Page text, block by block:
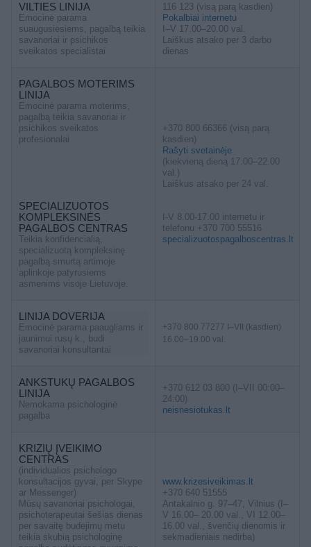
VILTIES LINIJA
Emocinė parama
suaugusiesiems, pagalbą teikia
savanoriai ir psichikos
sveikatos specialistai
116 123 (visą parą kasdien)
Pokalbiai internetu
I–V 17.00–20.00 val.
Laiškus atsako per 3 darbo
dienas
PAGALBOS MOTERIMS
LINIJA
Emocinė parama moterims,
pagalbą teikia savanoriai ir
psichikos sveikatos
profesionalai
SPECIALIZUOTOS
KOMPLEKSINĖS
PAGALBOS CENTRAS
Teikia konfidencialią,
specializuotą kompleksinę
pagalbą smurtą artimoje
aplinkoje patyrusiems
asmenims visoje Lietuvoje.
+370 800 66366 (visą parą
kasdien)
Rašyti svetainėje
(kiekvieną dieną 17.00–22.00
val.)
Laiškus atsako per 24 val.
I-V 8.00-17.00 internetu ir
telefonu +370 700 55516
specializuotospagalboscentras.lt
LINIJA DOVERIJA
Emocinė parama paaugliams ir
jaunimui rusų k., budi
savanoriai konsultantai
+370 800 77277 I–VII (kasdien)
16.00–19.00 val.
ANKSTUKŲ PAGALBOS
LINIJA
Nemokama psichologinė
pagalba
+370 612 03 800 (I–VII 00:00–
24:00)
neisnesiotukas.lt
KRIZIŲ ĮVEIKIMO
CENTRAS
(individualios psichologo
konsultacijos gyvai, per Skype
ar Messenger)
Mūsų savanoriai psichologai,
psichoterapeutai šešias dienas
per savaitę budėjimų metu
teikia skubią psichologinę
www.krizesiveikimas.lt
+370 640 51555
Antakalnio g. 97–47, Vilnius (I–
V 16.00– 20.00 val., VI 12.00–
16.00 val., švenčių dienomis ir
sekmadieniais nedirba)